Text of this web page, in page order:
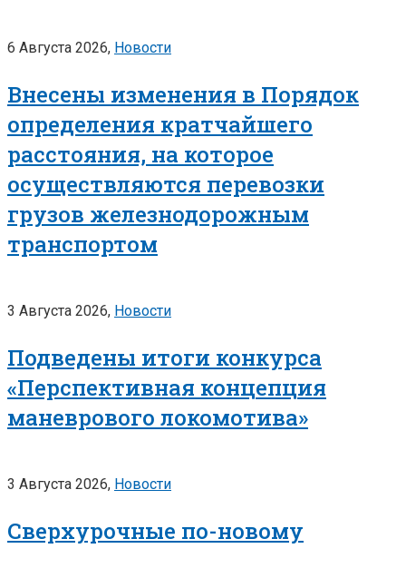
6 Августа 2026, Новости
Внесены изменения в Порядок
определения кратчайшего
расстояния, на которое
осуществляются перевозки
грузов железнодорожным
транспортом
3 Августа 2026, Новости
Подведены итоги конкурса
«Перспективная концепция
маневрового локомотива»
3 Августа 2026, Новости
Сверхурочные по-новому